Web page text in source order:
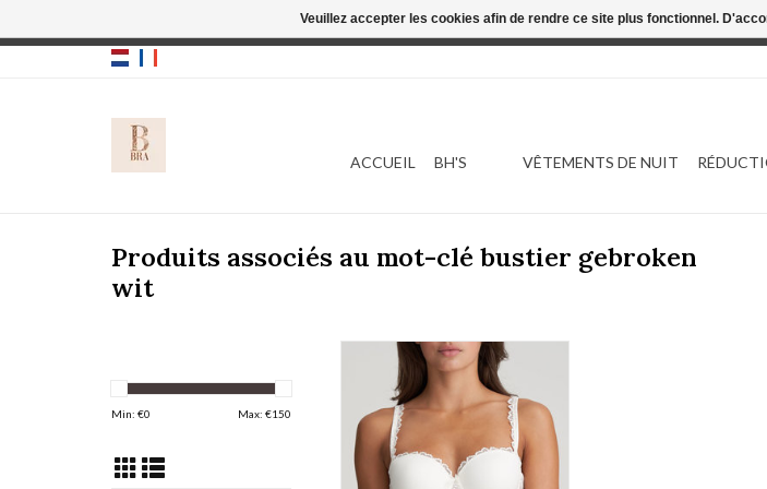
ACCUEIL BH'S VÊTEMENTS DE NUIT
Produits associés au mot-clé bustier gebroken
wit
Min: €0 Max: €150
Marie Jo Jane 0101338
Veuillez accepter les cookies afin de rendre ce site plus fonctionnel.
Cette boutique est en construction. Toute